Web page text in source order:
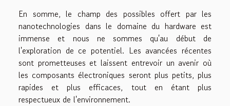
En somme, le champ des possibles offert par les
nanotechnologies dans le domaine du hardware est
immense et nous ne sommes qu'au début de
l'exploration de ce potentiel. Les avancées récentes
sont prometteuses et laissent entrevoir un avenir où
les composants électroniques seront plus petits, plus
rapides et plus efficaces, tout en étant plus
respectueux de l'environnement.